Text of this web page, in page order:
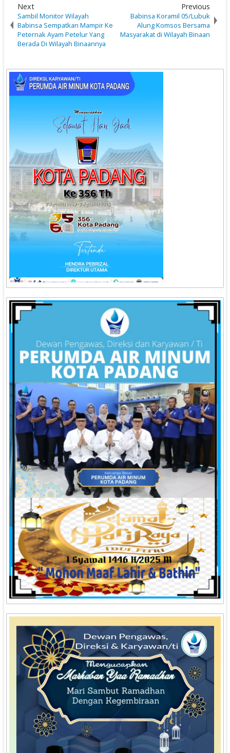
Next
Sambil Monitor Wilayah
Babinsa Sempatkan Mampir Ke
Peternak Ayam Petelur Yang
Berada Di Wilayah Binaannya
Previous
Babinsa Koramil 05/Lubuk
Alung Komsos Bersama
Masyarakat di Wilayah Binaan